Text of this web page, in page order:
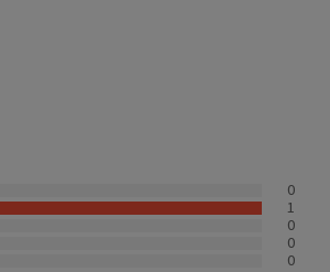
0
1
0
0
0